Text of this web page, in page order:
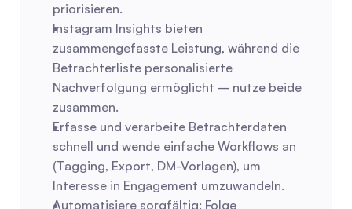
priorisieren.
Instagram Insights bieten
zusammengefasste Leistung, während die
Betrachterliste personalisierte
Nachverfolgung ermöglicht – nutze beide
zusammen.
Erfasse und verarbeite Betrachterdaten
schnell und wende einfache Workflows an
(Tagging, Export, DM-Vorlagen), um
Interesse in Engagement umzuwandeln.
Automatisiere sorgfältig: Folge